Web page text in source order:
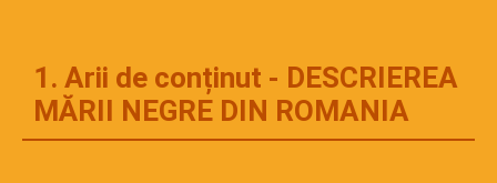
1. Arii de conținut - DESCRIEREA
MĂRII NEGRE DIN ROMANIA